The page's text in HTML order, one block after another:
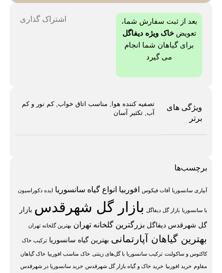
بعد از ثبت سفارش شما،
تعویضخاک ویژه دیفاگل
برای گیاهان شما انجام
می گیرد
اشتراک گذاری
ویژگی های
برتر
تصفیه کننده هوا, مناسب اتاق خواب, کم نور و کم
آب, تکثیر آسان
برچسب‌ها
آبیاری سانسوریا آفات فیکوس افوربیا انواع گیاه سانسوریا ایده دکوراسیون
با سانسوریا بازار گل دیفاگل بازار گل شهرقدس بازار
گل شهرقدس دیفاگل بزرگترین گلخانه تهران بهترین گلخانه تهران
بهترین گیاهان آپارتمانی بهترین گیاه سانسوریا ترکیب خاک
کاکتوس و ساکولنت ترکیب سانسوریا با گل‌های زینتی خاک مناسب افوربیا خاک گیاهان
مقاوم خرید افوربیا خرید خاک و گیاه بازار گل شهرقدس خرید سانسوریا در شهرقدس